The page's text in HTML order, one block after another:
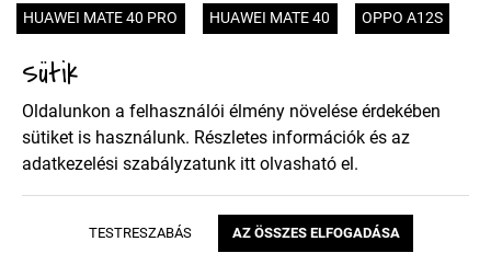
HUAWEI MATE 40 PRO HUAWEI MATE 40 OPPO A12S
HUAWEI HONOR 9X PRO
SONY XPERIA 5 II XIAOMI POCO X3 NFC NOKIA 5.4
MOTOROLA MOTO E7
SAMSUNG GALAXY A02S (SM-A025)
Sütik
Oldalunkon a felhasználói élmény növelése érdekében
sütiket is használunk. Részletes információk és az
adatkezelési szabályzatunk itt olvasható el.
TESTRESZABÁS AZ ÖSSZES ELFOGADÁSA